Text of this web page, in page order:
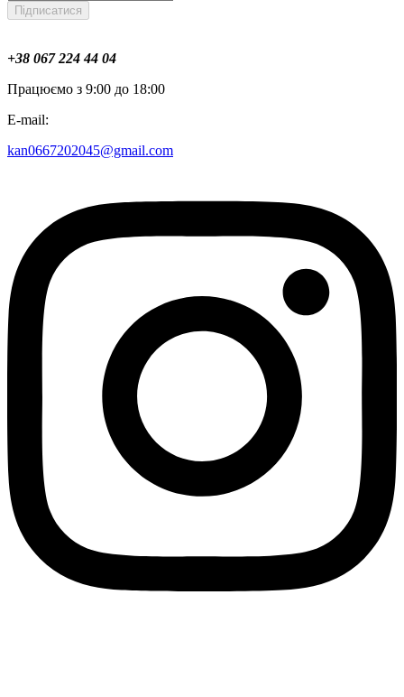
Підписатися
+38 067 224 44 04
Працюємо з 9:00 до 18:00
E-mail:
kan0667202045@gmail.com